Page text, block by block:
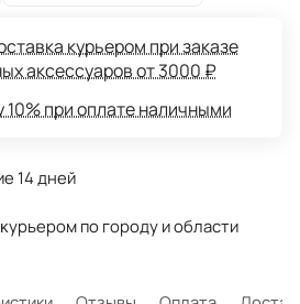
курьером при заказе
аксессуаров от 3000 ₽
10% при оплате наличными
14 дней
по городу и области